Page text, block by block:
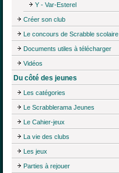
Y - Var-Esterel
Créer son club
Le concours de Scrabble scolaire
Documents utiles à télécharger
Vidéos
Du côté des jeunes
Les catégories
Le Scrabblerama Jeunes
Le Cahier-jeux
La vie des clubs
Les jeux
Parties à rejouer